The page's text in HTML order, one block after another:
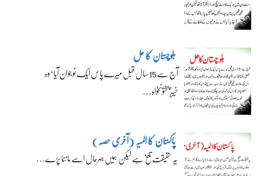
بلوچستان کا حل
آج سے 15 سال قبل میرے پاس ایک نوجوان آیا‘ وہ
خیبرپختونخواہ…
پاکستان کا المیہ (آخری حصہ)
یہ حقیقت تلخ ہے لیکن ہمیں بہرحال اسے ماننا پڑے…